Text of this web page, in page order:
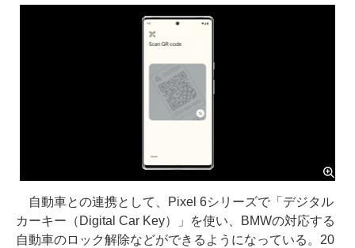
自動車との連携として、Pixel 6シリーズで「デジタル
カーキー（Digital Car Key）」を使い、BMWの対応する
自動車のロック解除などができるようになっている。20